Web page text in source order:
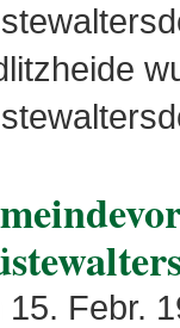
15. Febr.